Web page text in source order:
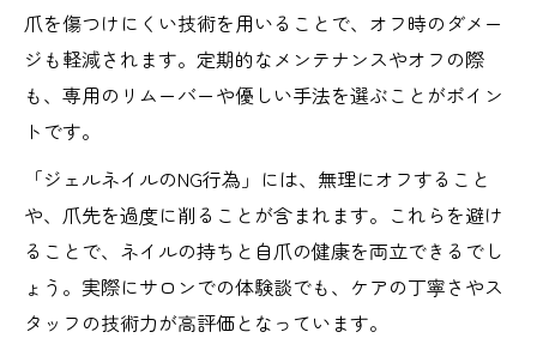
爪を傷つけにくい技術を用いることで、オフ時のダメー
ジも軽減されます。定期的なメンテナンスやオフの際
も、専用のリムーバーや優しい手法を選ぶことがポイン
トです。
「ジェルネイルのNG行為」には、無理にオフすること
や、爪先を過度に削ることが含まれます。これらを避け
ることで、ネイルの持ちと自爪の健康を両立できるでし
ょう。実際にサロンでの体験談でも、ケアの丁寧さやス
タッフの技術力が高評価となっています。